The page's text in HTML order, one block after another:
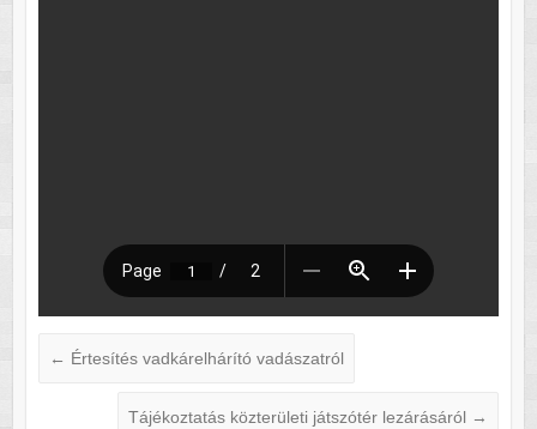
← Értesítés vadkárelhárító vadászatról
Tájékoztatás közterületi játszótér lezárásáról →